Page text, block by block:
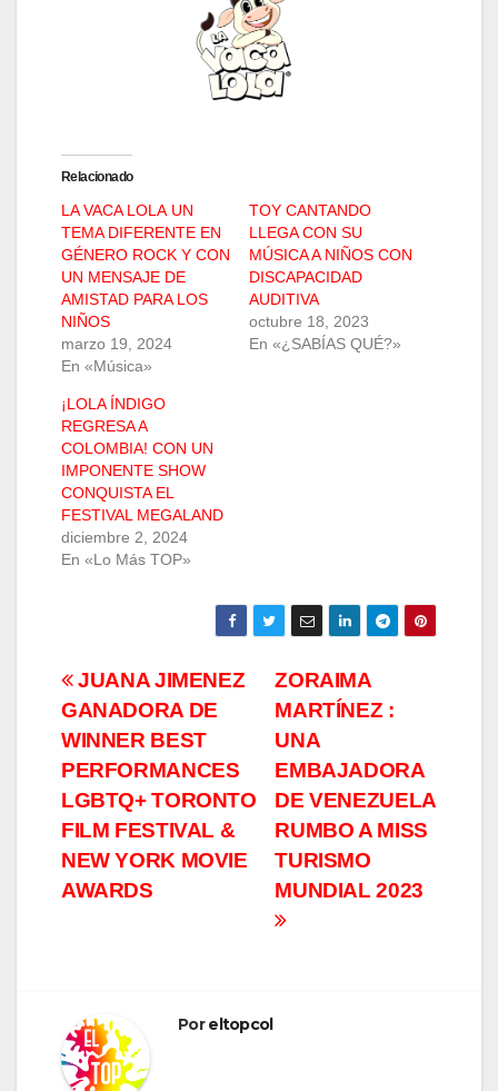
Relacionado
LA VACA LOLA UN
TEMA DIFERENTE EN
GÉNERO ROCK Y CON
UN MENSAJE DE
AMISTAD PARA LOS
NIÑOS
marzo 19, 2024
En «Música»
TOY CANTANDO
LLEGA CON SU
MÚSICA A NIÑOS CON
DISCAPACIDAD
AUDITIVA
octubre 18, 2023
En «¿SABÍAS QUÉ?»
¡LOLA ÍNDIGO
REGRESA A
COLOMBIA! CON UN
IMPONENTE SHOW
CONQUISTA EL
FESTIVAL MEGALAND
diciembre 2, 2024
En «Lo Más TOP»
Navegación
de
entradas
ZORAIMA
MARTÍNEZ :
UNA
EMBAJADORA
DE VENEZUELA
RUMBO A MISS
TURISMO
MUNDIAL 2023
JUANA JIMENEZ
GANADORA DE
WINNER BEST
PERFORMANCES
LGBTQ+ TORONTO
FILM FESTIVAL &
NEW YORK MOVIE
AWARDS
Poreltopcol